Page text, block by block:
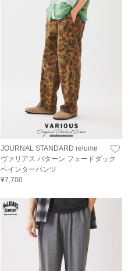
JOURNAL STANDARD relume
ヴァリアス パターン フェードダック
ペインターパンツ
¥7,700